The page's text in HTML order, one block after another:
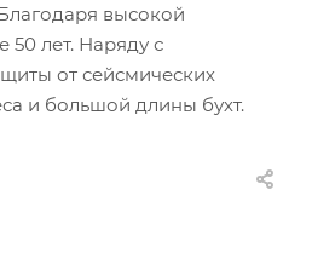
высокой
50 лет. Наряду с
от сейсмических
и большой длины бухт.